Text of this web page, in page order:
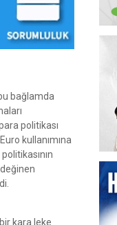
bağlamda
politikası
kullanımına
kara leke